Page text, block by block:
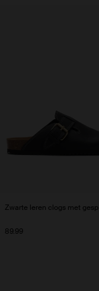
Zwarte leren clogs met gesp
89.99